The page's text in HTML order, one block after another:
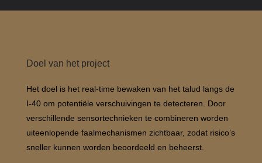
Doel van het project
Het doel is het real-time bewaken van het talud langs de
I-40 om potentiële verschuivingen te detecteren. Door
verschillende sensortechnieken te combineren worden
uiteenlopende faalmechanismen zichtbaar, zodat risico’s
sneller kunnen worden beoordeeld en beheerst.